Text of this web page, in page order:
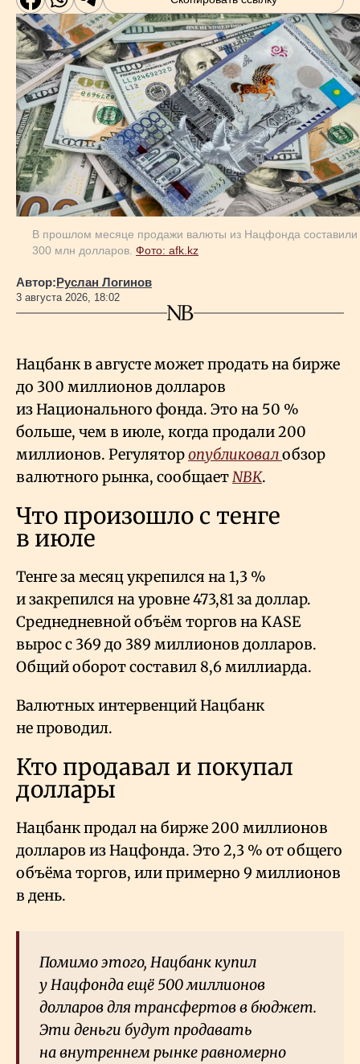
В прошлом месяце продажи валюты из Нацфонда составили
300 млн долларов. Фото: afk.kz
Автор:Руслан Логинов
3 августа 2026, 18:02
Нацбанк в августе может продать на бирже
до 300 миллионов долларов
из Национального фонда. Это на 50 %
больше, чем в июле, когда продали 200
миллионов. Регуляторопубликовалобзор
валютного рынка, сообщает NBK.
Что произошло с тенге
в июле
Тенге за месяц укрепился на 1,3 %
и закрепился на уровне 473,81 за доллар.
Среднедневной объём торгов на KASE
вырос с 369 до 389 миллионов долларов.
Общий оборот составил 8,6 миллиарда.
Валютных интервенций Нацбанк
не проводил.
Кто продавал и покупал
доллары
Нацбанк продал на бирже 200 миллионов
долларов из Нацфонда. Это 2,3 % от общего
объёма торгов, или примерно 9 миллионов
в день.
Помимо этого, Нацбанк купил
у Нацфонда ещё 500 миллионов
долларов для трансфертов в бюджет.
Эти деньги будут продавать
на внутреннем рынке равномерно